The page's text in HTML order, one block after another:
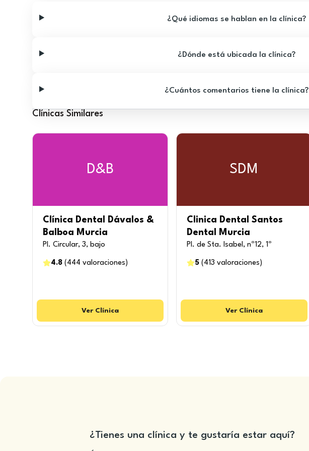
¿Qué idiomas se hablan en la clínica?
¿Dónde está ubicada la clínica?
¿Cuántos comentarios tiene la clínica?
Clínicas Similares
D&B
Clínica Dental Dávalos &
Balboa Murcia
Pl. Circular, 3, bajo
4.8 ( 444 valoraciones )
Ver Clínica
SDM
Clinica Dental Santos
Dental Murcia
Pl. de Sta. Isabel, nº12, 1º
5( 413 valoraciones )
Ver Clínica
¿Tienes una clínica y te gustaría estar aquí?